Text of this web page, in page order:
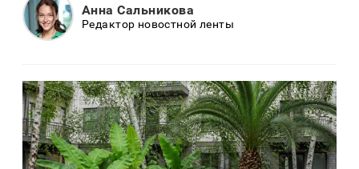
Анна Сальникова
Редактор новостной ленты